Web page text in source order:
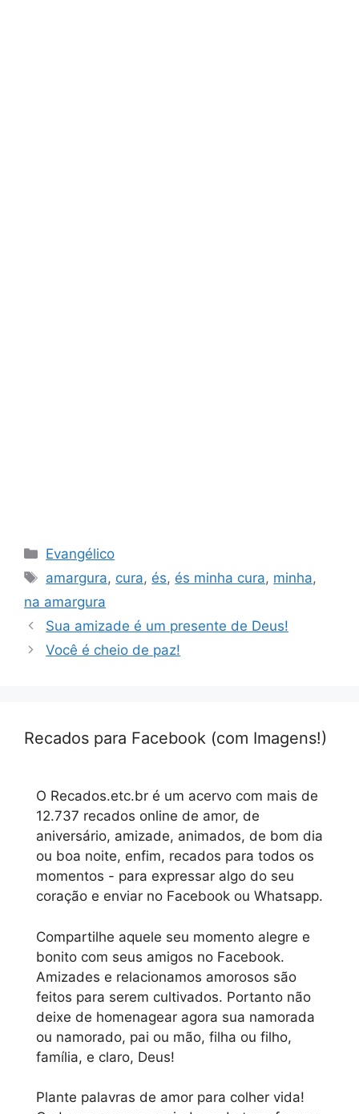
Categorias
Evangélico
Tags
amargura, cura, és, és minha cura, minha,
na amargura
Sua amizade é um presente de Deus!
Você é cheio de paz!
Recados para Facebook (com Imagens!)
O Recados.etc.br é um acervo com mais de
12.737 recados online de amor, de
aniversário, amizade, animados, de bom dia
ou boa noite, enfim, recados para todos os
momentos - para expressar algo do seu
coração e enviar no Facebook ou Whatsapp.
Compartilhe aquele seu momento alegre e
bonito com seus amigos no Facebook.
Amizades e relacionamos amorosos são
feitos para serem cultivados. Portanto não
deixe de homenagear agora sua namorada
ou namorado, pai ou mão, filha ou filho,
família, e claro, Deus!
Plante palavras de amor para colher vida!